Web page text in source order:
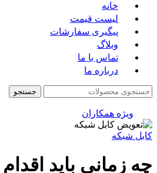
خانه
لیست قیمت
پیگیری سفارشات
وبلاگ
تماس با ما
درباره ما
جستجو
ویژه همکاران
کابل شبکه
چه زمانی باید